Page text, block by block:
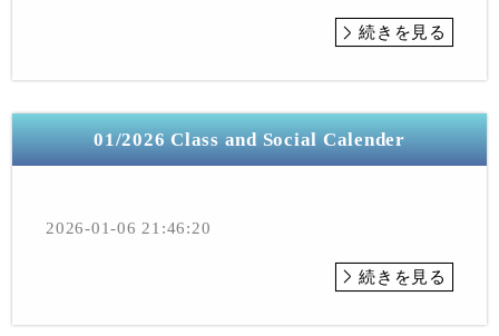
続きを見る
01/2026 Class and Social Calender
2026-01-06 21:46:20
続きを見る